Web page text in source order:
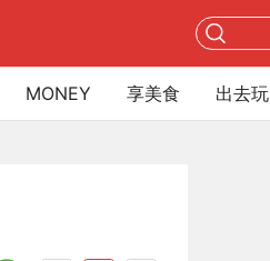
MONEY 享美食 出去玩